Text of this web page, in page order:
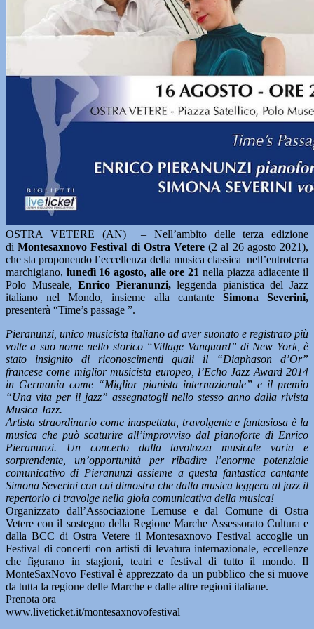
OSTRA VETERE (AN) – Nell’ambito delle terza edizione
diMontesaxnovo Festival di Ostra Vetere(2 al 26 agosto 2021),
che sta proponendo l’eccellenza della musica classica nell’entroterra
marchigiano, lunedì 16 agosto, alle ore 21 nella piazza adiacente il
Polo Museale,Enrico Pieranunzi,leggenda pianistica del Jazz
italiano nel Mondo, insieme alla cantante Simona Severini,
presenterà “Time’s passage ”.
Pieranunzi, unico musicista italiano ad aver suonato e registrato più
volte a suo nome nello storico “Village Vanguard” di New York, è
stato insignito di riconoscimenti quali il “Diaphason d’Or”
francese come miglior musicista europeo, l’Echo Jazz Award 2014
in Germania come “Miglior pianista internazionale” e il premio
“Una vita per il jazz” assegnatogli nello stesso anno dalla rivista
Musica Jazz.
Artista straordinario come inaspettata, travolgente e fantasiosa è la
musica che può scaturire all’improvviso dal pianoforte di Enrico
Pieranunzi. Un concerto dalla tavolozza musicale varia e
sorprendente, un’opportunità per ribadire l’enorme potenziale
comunicativo di Pieranunzi assieme a questa fantastica cantante
Simona Severini con cui dimostra che dalla musica leggera al jazz il
repertorio ci travolge nella gioia comunicativa della musica!
Organizzato dall’Associazione Lemuse e dal Comune di Ostra
Vetere con il sostegno della Regione Marche Assessorato Cultura e
dalla BCC di Ostra Vetere il Montesaxnovo Festival accoglie un
Festival di concerti con artisti di levatura internazionale, eccellenze
che figurano in stagioni, teatri e festival di tutto il mondo. Il
MonteSaxNovo Festival è apprezzato da un pubblico che si muove
da tutta la regione delle Marche e dalle altre regioni italiane.
Prenota ora
www.liveticket.it/montesaxnovofestival